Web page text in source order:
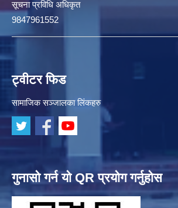
सूचना प्रविधि अधिकृत
9847961552
ट्वीटर फिड
सामाजिक सञ्जालका लिंकहरु
गुनासो गर्न यो QR प्रयोग गर्नुहोस